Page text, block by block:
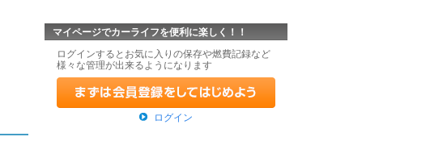
マイページでカーライフを便利に楽しく！！
ログインするとお気に入りの保存や燃費記録など
様々な管理が出来るようになります
ログイン